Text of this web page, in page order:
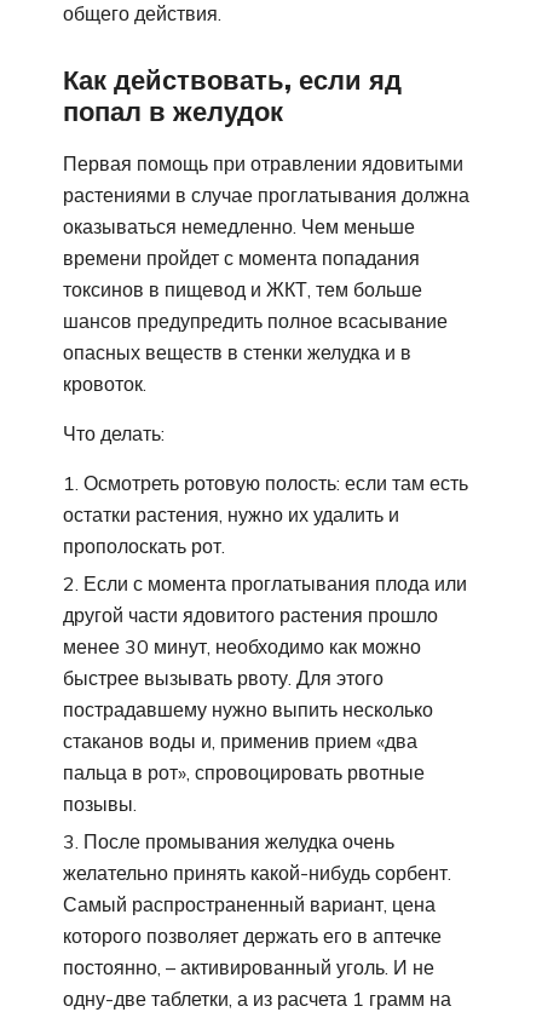
общего действия.
Как действовать, если яд
попал в желудок
Первая помощь при отравлении ядовитыми
растениями в случае проглатывания должна
оказываться немедленно. Чем меньше
времени пройдет с момента попадания
токсинов в пищевод и ЖКТ, тем больше
шансов предупредить полное всасывание
опасных веществ в стенки желудка и в
кровоток.
Что делать:
Осмотреть ротовую полость: если там есть
остатки растения, нужно их удалить и
прополоскать рот.
Если с момента проглатывания плода или
другой части ядовитого растения прошло
менее 30 минут, необходимо как можно
быстрее вызывать рвоту. Для этого
пострадавшему нужно выпить несколько
стаканов воды и, применив прием «два
пальца в рот», спровоцировать рвотные
позывы.
После промывания желудка очень
желательно принять какой-нибудь сорбент.
Самый распространенный вариант, цена
которого позволяет держать его в аптечке
постоянно, – активированный уголь. И не
одну-две таблетки, а из расчета 1 грамм на